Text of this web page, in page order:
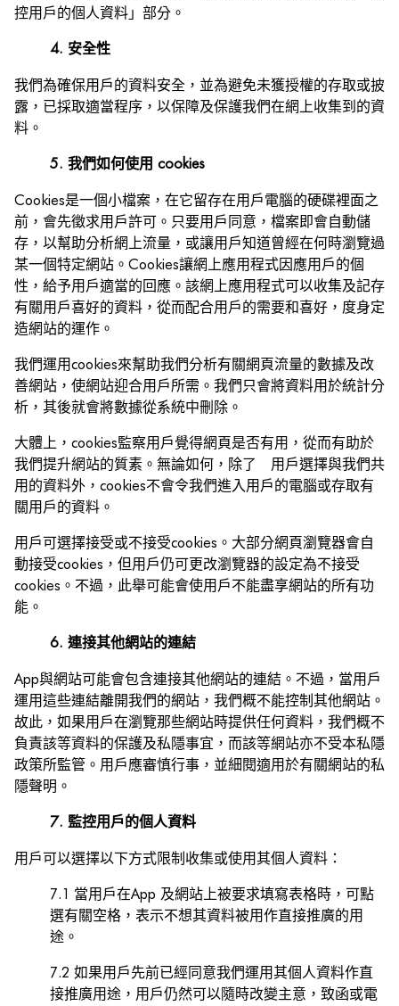
控用戶的個人資料」部分。
4. 安全性
我們為確保用戶的資料安全，並為避免未獲授權的存取或披
露，已採取適當程序，以保障及保護我們在網上收集到的資
料。
5. 我們如何使用 cookies
Cookies是一個小檔案，在它留存在用戶電腦的硬碟裡面之
前，會先徵求用戶許可。只要用戶同意，檔案即會自動儲
存，以幫助分析網上流量，或讓用戶知道曾經在何時瀏覽過
某一個特定網站。Cookies讓網上應用程式因應用戶的個
性，給予用戶適當的回應。該網上應用程式可以收集及記存
有關用戶喜好的資料，從而配合用戶的需要和喜好，度身定
造網站的運作。
我們運用cookies來幫助我們分析有關網頁流量的數據及改
善網站，使網站迎合用戶所需。我們只會將資料用於統計分
析，其後就會將數據從系統中刪除。
大體上，cookies監察用戶覺得網頁是否有用，從而有助於
我們提升網站的質素。無論如何，除了 用戶選擇與我們共
用的資料外，cookies不會令我們進入用戶的電腦或存取有
關用戶的資料。
用戶可選擇接受或不接受cookies。大部分網頁瀏覽器會自
動接受cookies，但用戶仍可更改瀏覽器的設定為不接受
cookies。不過，此舉可能會使用戶不能盡享網站的所有功
能。
6. 連接其他網站的連結
App與網站可能會包含連接其他網站的連結。不過，當用戶
運用這些連結離開我們的網站，我們概不能控制其他網站。
故此，如果用戶在瀏覽那些網站時提供任何資料，我們概不
負責該等資料的保護及私隱事宜，而該等網站亦不受本私隱
政策所監管。用戶應審慎行事，並細閱適用於有關網站的私
隱聲明。
7. 監控用戶的個人資料
用戶可以選擇以下方式限制收集或使用其個人資料：
7.1 當用戶在App 及網站上被要求填寫表格時，可點
選有關空格，表示不想其資料被用作直接推廣的用
途。
7.2 如果用戶先前已經同意我們運用其個人資料作直
接推廣用途，用戶仍然可以隨時改變主意，致函或電